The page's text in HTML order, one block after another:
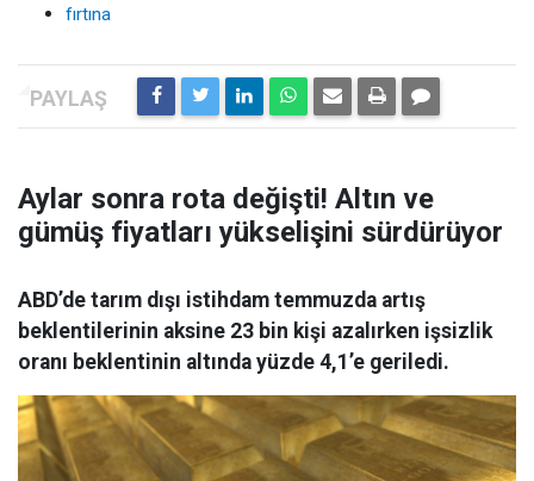
fırtına
Aylar sonra rota değişti! Altın ve
gümüş fiyatları yükselişini sürdürüyor
ABD’de tarım dışı istihdam temmuzda artış
beklentilerinin aksine 23 bin kişi azalırken işsizlik
oranı beklentinin altında yüzde 4,1’e geriledi.